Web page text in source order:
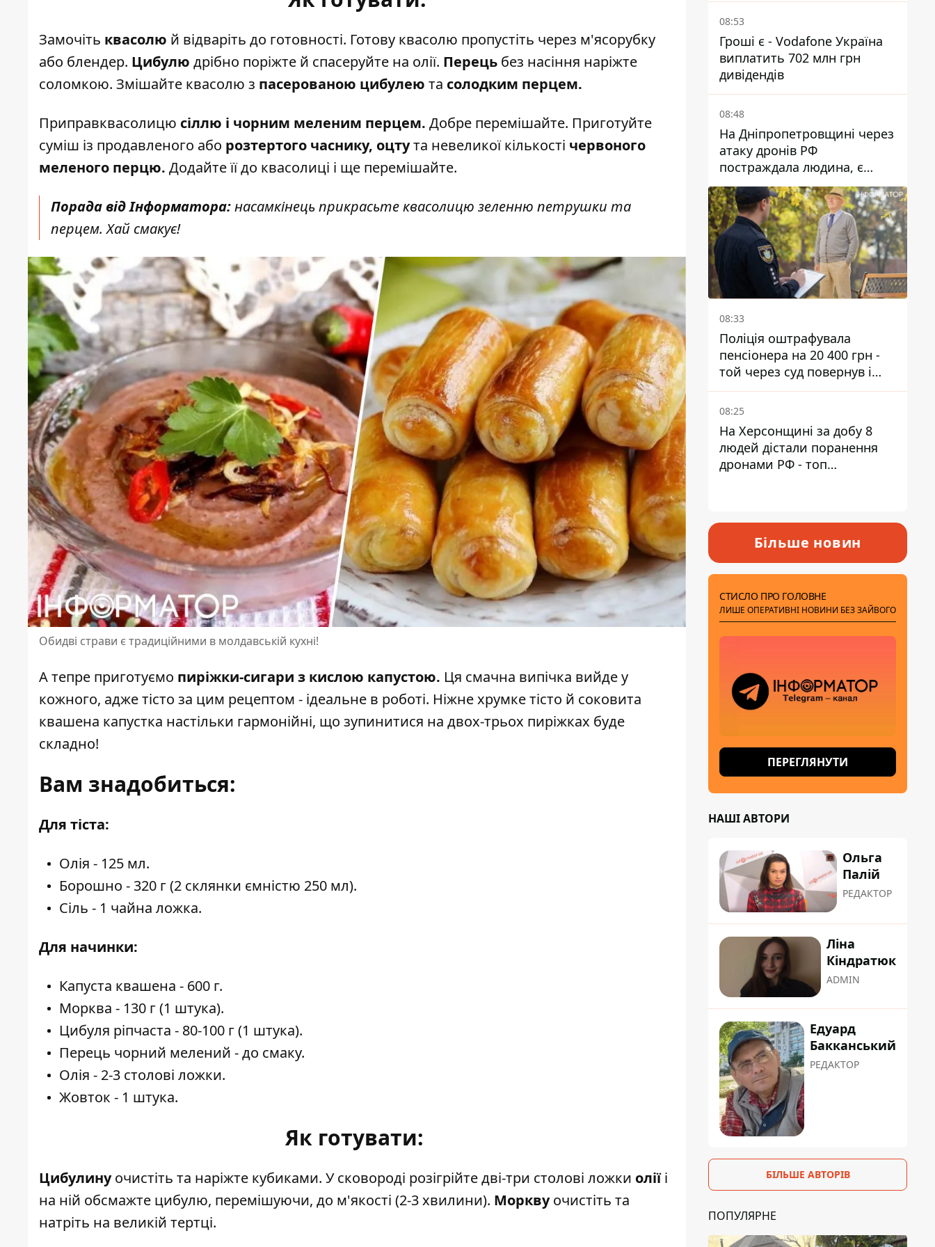
Замочіть квасолю й відваріть до готовності. Готову квасолю пропустіть через м'ясорубку
або блендер. Цибулю дрібно поріжте й спасеруйте на олії. Перець без насіння наріжте
соломкою. Змішайте квасолю з пасерованою цибулею та солодким перцем.
Приправквасолицю сіллю і чорним меленим перцем. Добре перемішайте. Приготуйте
суміш із продавленого або розтертого часнику, оцтута невеликої кількості червоного
меленого перцю. Додайте її до квасолиці і ще перемішайте.
Порада від Інформатора:насамкінець прикрасьте квасолицю зеленню петрушки та
перцем. Хай смакує!
Обидві страви є традиційними в молдавській кухні!
А тепре приготуємо пиріжки-сигари з кислою капустою. Ця смачна випічка вийде у
кожного, адже тісто за цим рецептом - ідеальне в роботі. Ніжне хрумке тісто й соковита
квашена капустка настільки гармонійні, що зупинитися на двох-трьох пиріжках буде
складно!
Вам знадобиться:
Для тіста:
Олія - 125 мл.
Борошно - 320 г (2 склянки ємністю 250 мл).
Сіль - 1 чайна ложка.
Для начинки:
Капуста квашена - 600 г.
Морква - 130 г (1 штука).
Цибуля ріпчаста - 80-100 г (1 штука).
Перець чорний мелений - до смаку.
Олія - 2-3 столові ложки.
Жовток - 1 штука.
Як готувати:
Цибулинуочистіть та наріжте кубиками. У сковороді розігрійте дві-три столові ложки оліїі
на ній обсмажте цибулю, перемішуючи, до м'якості (2-3 хвилини). Морквуочистіть та
натріть на великій тертці.
області
08:53
Гроші є - Vodafone Україна
виплатить 702 млн грн
дивідендів
08:48
На Дніпропетровщині через
атаку дронів РФ
постраждала людина, є
пожежі та пошкодження
08:33
Поліція оштрафувала
пенсіонера на 20 400 грн -
той через суд повернув і
гроші, і отримав 3 тис. грн
моральної шкоди
08:25
На Херсонщині за добу 8
людей дістали поранення
дронами РФ - топ
Більше новин
СТИСЛО ПРО ГОЛОВНЕ
ЛИШЕ ОПЕРАТИВНІ НОВИНИ БЕЗ ЗАЙВОГО
ПЕРЕГЛЯНУТИ
НАШІ АВТОРИ
Ольга
Палій
РЕДАКТОР
Ліна
Кіндратюк
ADMIN
Едуард
Бакканський
РЕДАКТОР
БІЛЬШЕ АВТОРІВ
ПОПУЛЯРНЕ